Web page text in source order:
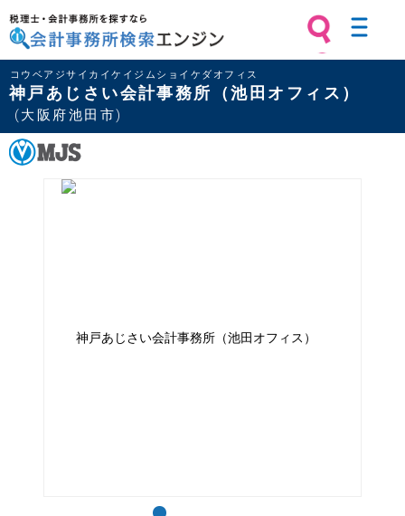
税理士・会計事務所を探すなら 会計
事務所検索エンジン
コウベアジサイカイケイジムショイケダオフィス
神戸あじさい会計事務所（池田オフィス）
(大阪府池田市)